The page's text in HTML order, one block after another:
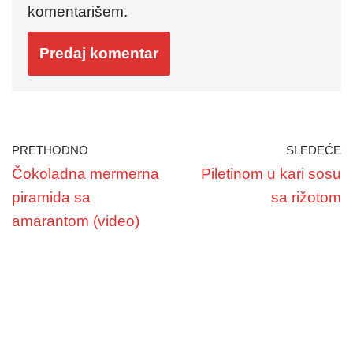
komentarišem.
PRETHODNO
Čokoladna mermerna
piramida sa
amarantom (video)
SLEDEĆE
Piletinom u kari sosu
sa rižotom